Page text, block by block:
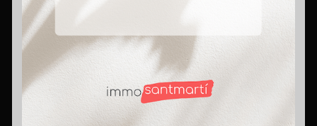
+ 14 Años Vendiendo Hogares. Honestidad,
compromiso y pasión. Rompemos mitos,
porque aquí somos agentes con corazón.